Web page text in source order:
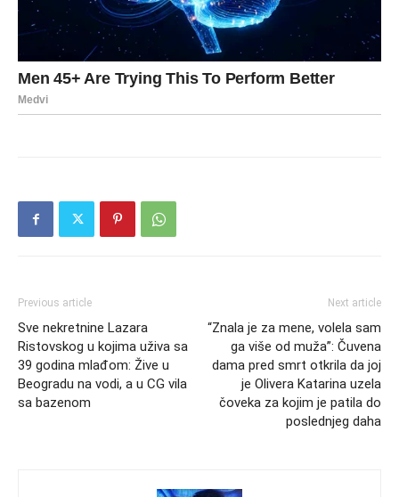
Previous article
Sve nekretnine Lazara
Ristovskog u kojima uživa sa
39 godina mlađom: Žive u
Beogradu na vodi, a u CG vila
sa bazenom
Next article
“Znala je za mene, volela sam
ga više od muža”: Čuvena
dama pred smrt otkrila da joj
je Olivera Katarina uzela
čoveka za kojim je patila do
poslednjeg daha